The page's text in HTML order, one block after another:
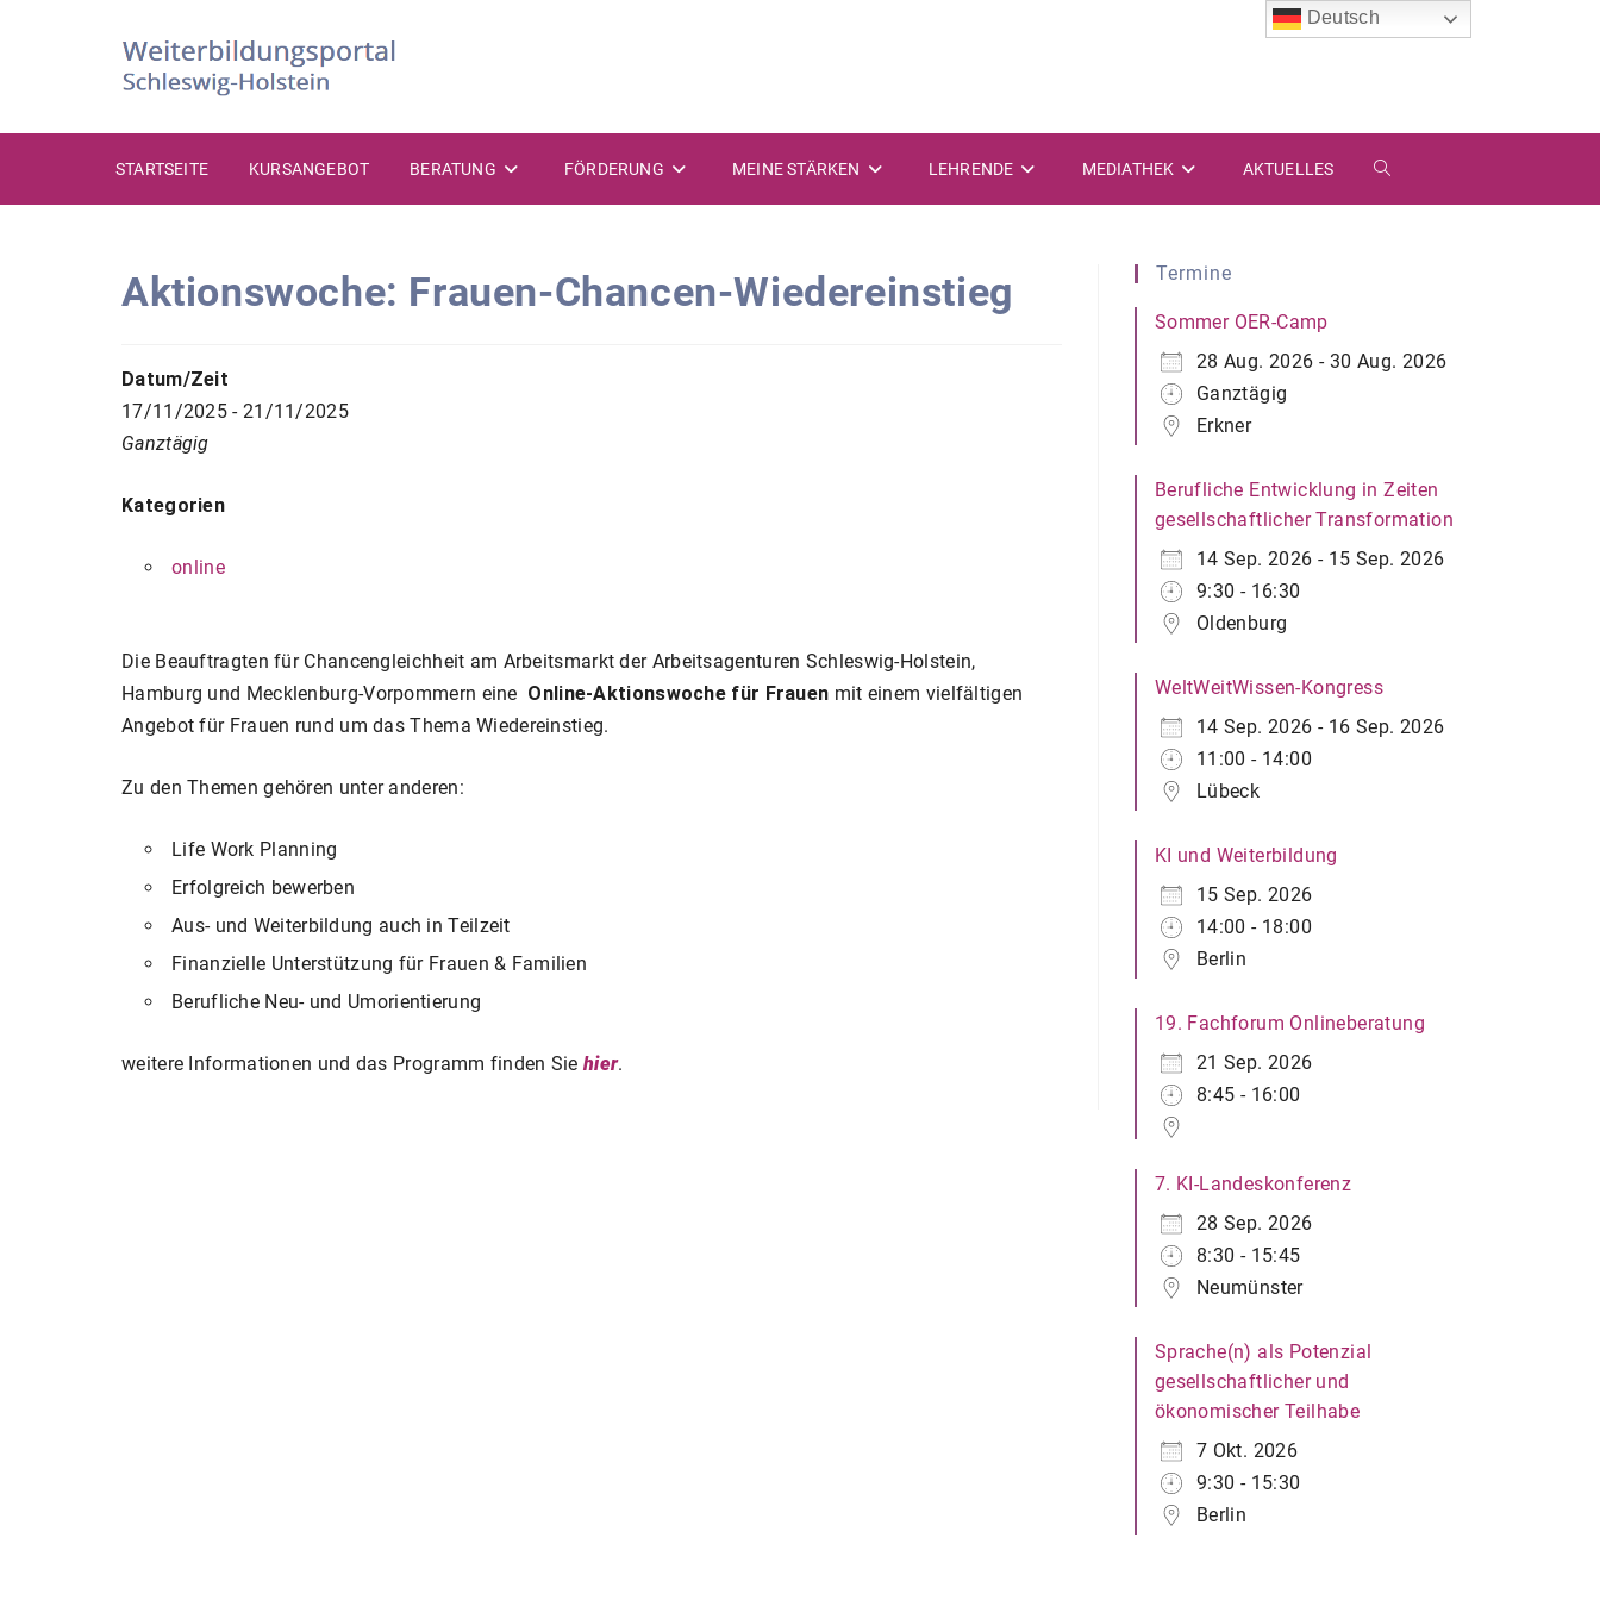
STARTSEITE KURSANGEBOT BERATUNG FÖRDERUNG MEINE STÄRKEN LEHRENDE MEDIATHEK AKTUELLES WEBSITE-
Aktionswoche: Frauen-Chancen-Wiedereinstieg
Datum/Zeit
17/11/2025 - 21/11/2025
Ganztägig
Kategorien
online
Die Beauftragten für Chancengleichheit am Arbeitsmarkt der Arbeitsagenturen Schleswig-Holstein,
Hamburg und Mecklenburg-Vorpommern eine Online-Aktionswoche für Frauen mit einem vielfältigen
Angebot für Frauen rund um das Thema Wiedereinstieg.
Zu den Themen gehören unter anderen:
Life Work Planning
Erfolgreich bewerben
Aus- und Weiterbildung auch in Teilzeit
Finanzielle Unterstützung für Frauen & Familien
Berufliche Neu- und Umorientierung
weitere Informationen und das Programm finden Sie hier.
Termine
Sommer OER-Camp
28 Aug. 2026 - 30 Aug. 2026
Ganztägig
Erkner
Berufliche Entwicklung in Zeiten
gesellschaftlicher Transformation
14 Sep. 2026 - 15 Sep. 2026
9:30 - 16:30
Oldenburg
WeltWeitWissen-Kongress
14 Sep. 2026 - 16 Sep. 2026
11:00 - 14:00
Lübeck
KI und Weiterbildung
15 Sep. 2026
14:00 - 18:00
Berlin
19. Fachforum Onlineberatung
21 Sep. 2026
8:45 - 16:00
7. KI-Landeskonferenz
28 Sep. 2026
8:30 - 15:45
Neumünster
Sprache(n) als Potenzial
gesellschaftlicher und
ökonomischer Teilhabe
7 Okt. 2026
9:30 - 15:30
Berlin
Deutsch